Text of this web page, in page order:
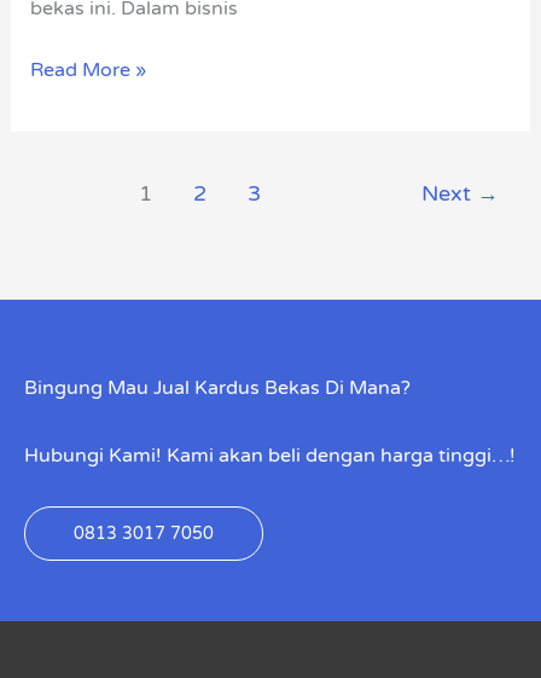
bekas ini. Dalam bisnis
Read More »
1 2 3 Next →
Bingung Mau Jual Kardus Bekas Di Mana?
Hubungi Kami! Kami akan beli dengan harga tinggi…!
0813 3017 7050